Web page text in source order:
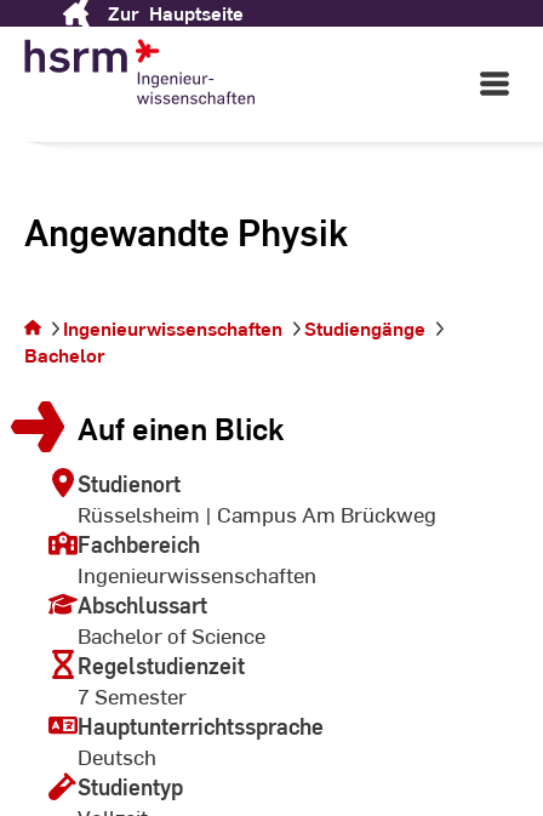
Content
Zur Hauptseite
Open
Main
Angewandte Physik
befinden
sich auf
der
Seite
Ingenieurwissenschaften
Studiengänge
Bachelor
Auf einen Blick
Studienort
Rüsselsheim | Campus Am Brückweg
Fachbereich
Ingenieurwissenschaften
Abschlussart
Bachelor of Science
Regelstudienzeit
7 Semester
Hauptunterrichtssprache
Deutsch
Studientyp